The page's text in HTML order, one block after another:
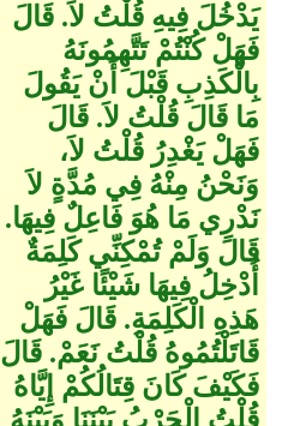
يَدْخُلَ فِيهِ قُلْتُ لاَ‏.‏ قَالَ
فَهَلْ كُنْتُمْ تَتَّهِمُونَهُ
بِالْكَذِبِ قَبْلَ أَنْ يَقُولَ
مَا قَالَ قُلْتُ لاَ‏.‏ قَالَ
فَهَلْ يَغْدِرُ قُلْتُ لاَ،
وَنَحْنُ مِنْهُ فِي مُدَّةٍ لاَ
نَدْرِي مَا هُوَ فَاعِلٌ فِيهَا‏.‏
قَالَ وَلَمْ تُمْكِنِّي كَلِمَةٌ
أُدْخِلُ فِيهَا شَيْئًا غَيْرُ
هَذِهِ الْكَلِمَةِ‏.‏ قَالَ فَهَلْ
قَاتَلْتُمُوهُ قُلْتُ نَعَمْ‏.‏ قَالَ
فَكَيْفَ كَانَ قِتَالُكُمْ إِيَّاهُ